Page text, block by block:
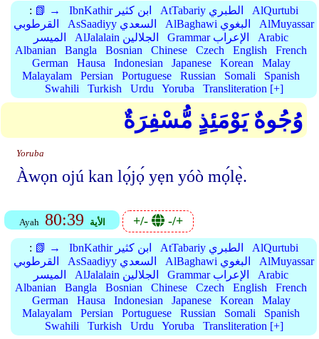
: 📗 → IbnKathir ابن كثير AtTabariy الطبري
AlQurtubi
القرطوبي
AsSaadiyy السعدي AlBaghawi البغوي
AlMuyassar
الميسر
AlJalalain الجلالين Grammar الإعراب
Arabic
Albanian
Bangla Bosnian Chinese Czech English
French
German
Hausa Indonesian Japanese Korean
Malay
Malayalam
Persian Portuguese Russian Somali
Spanish
Swahili
Turkish Urdu Yoruba Transliteration [+]
وُجُوهٌ يَوْمَئِذٍ مُّسْفِرَةٌ
Yoruba
Àwọn ojú kan lọ́jọ́ yẹn yóò mọ́lẹ̀.
Ayah 80:39 الأية +/- -/+
: 📗 → IbnKathir ابن كثير AtTabariy الطبري
AlQurtubi
القرطوبي
AsSaadiyy السعدي AlBaghawi البغوي
AlMuyassar
الميسر
AlJalalain الجلالين Grammar الإعراب
Arabic
Albanian
Bangla Bosnian Chinese Czech English
French
German
Hausa Indonesian Japanese Korean
Malay
Malayalam
Persian Portuguese Russian Somali
Spanish
Swahili
Turkish Urdu Yoruba Transliteration [+]